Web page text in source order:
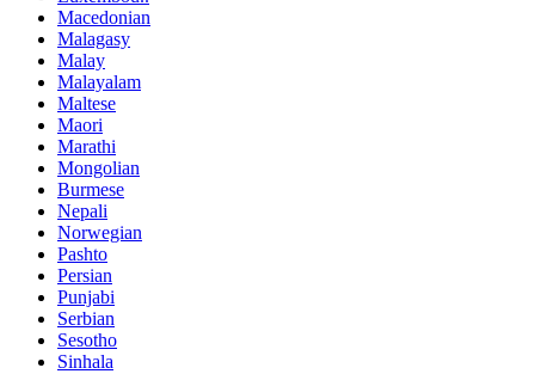
Macedonian
Malagasy
Malay
Malayalam
Maltese
Maori
Marathi
Mongolian
Burmese
Nepali
Norwegian
Pashto
Persian
Punjabi
Serbian
Sesotho
Sinhala